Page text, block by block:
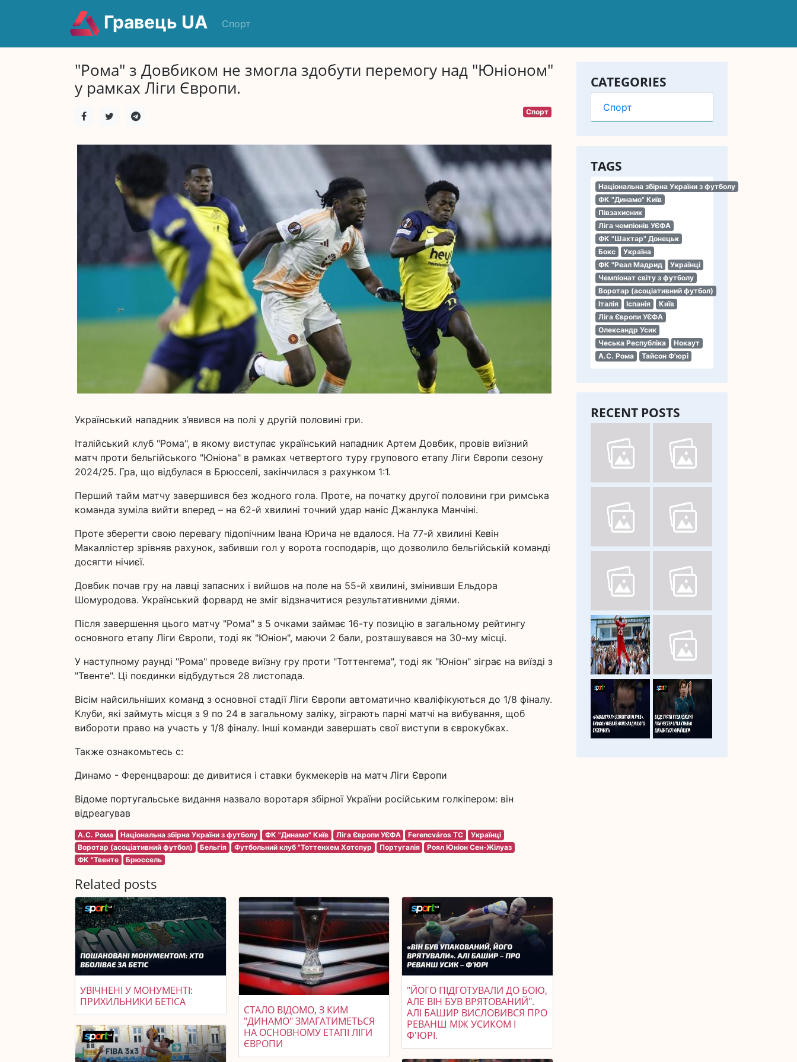
Гравець UA Спорт
CATEGORIES
Спорт
TAGS
Національна збірна України з футболу
ФК "Динамо" Київ
Півзахисник
Ліга чемпіонів УЄФА
ФК "Шахтар" Донецьк
Бокс
Україна
ФК "Реал Мадрид
Українці
Чемпіонат світу з футболу
Воротар (асоціативний футбол)
Італія
Іспанія
Київ
Ліга Європи УЄФА
Олександр Усик
Чеська Республіка
Нокаут
А.С. Рома
Тайсон Ф'юрі
RECENT POSTS
"Рома" з Довбиком не змогла здобути перемогу над "Юніоном"
у рамках Ліги Європи.
Спорт
Український нападник з’явився на полі у другій половині гри.
Італійський клуб "Рома", в якому виступає український нападник Артем Довбик, провів виїзний
матч проти бельгійського "Юніона" в рамках четвертого туру групового етапу Ліги Європи сезону
2024/25. Гра, що відбулася в Брюсселі, закінчилася з рахунком 1:1.
Перший тайм матчу завершився без жодного гола. Проте, на початку другої половини гри римська
команда зуміла вийти вперед – на 62-й хвилині точний удар наніс Джанлука Манчіні.
Проте зберегти свою перевагу підопічним Івана Юрича не вдалося. На 77-й хвилині Кевін
Макаллістер зрівняв рахунок, забивши гол у ворота господарів, що дозволило бельгійській команді
досягти нічиєї.
Довбик почав гру на лавці запасних і вийшов на поле на 55-й хвилині, змінивши Ельдора
Шомуродова. Український форвард не зміг відзначитися результативними діями.
Після завершення цього матчу "Рома" з 5 очками займає 16-ту позицію в загальному рейтингу
основного етапу Ліги Європи, тоді як "Юніон", маючи 2 бали, розташувався на 30-му місці.
У наступному раунді "Рома" проведе виїзну гру проти "Тоттенгема", тоді як "Юніон" зіграє на виїзді з
"Твенте". Ці поєдинки відбудуться 28 листопада.
Вісім найсильніших команд з основної стадії Ліги Європи автоматично кваліфікуються до 1/8 фіналу.
Клуби, які займуть місця з 9 по 24 в загальному заліку, зіграють парні матчі на вибування, щоб
вибороти право на участь у 1/8 фіналу. Інші команди завершать свої виступи в єврокубках.
Также ознакомьтесь с:
Динамо - Ференцварош: де дивитися і ставки букмекерів на матч Ліги Європи
Відоме португальське видання назвало воротаря збірної України російським голкіпером: він
відреагував
А.С. Рома Національна збірна України з футболу ФК "Динамо" Київ Ліга Європи УЄФА Ferencváros TC
Українці
Воротар (асоціативний футбол)
Бельгія Футбольний клуб "Тоттенхем Хотспур Португалія
Роял Юніон Сен-Жілуаз
ФК "Твенте
Брюссель
Related posts
УВІЧНЕНІ У МОНУМЕНТІ:
ПРИХИЛЬНИКИ БЕТІСА
СТАЛО ВІДОМО, З КИМ
"ДИНАМО" ЗМАГАТИМЕТЬСЯ
НА ОСНОВНОМУ ЕТАПІ ЛІГИ
ЄВРОПИ
"ЙОГО ПІДГОТУВАЛИ ДО БОЮ,
АЛЕ ВІН БУВ ВРЯТОВАНИЙ".
АЛІ БАШИР ВИСЛОВИВСЯ ПРО
РЕВАНШ МІЖ УСИКОМ І
Ф'ЮРІ.